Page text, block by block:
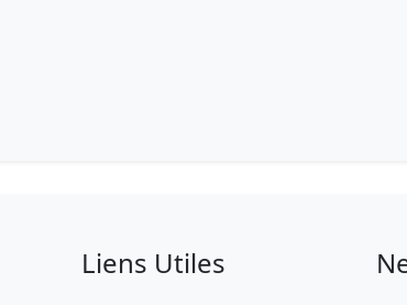
Liens Utiles